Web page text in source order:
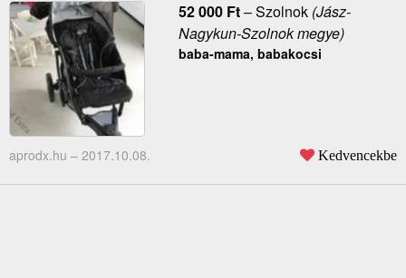
52 000 Ft–Szolnok(Jász-
Nagykun-Szolnok megye)
baba-mama, babakocsi
aprodx.hu – 2017.10.08. Kedvencekbe